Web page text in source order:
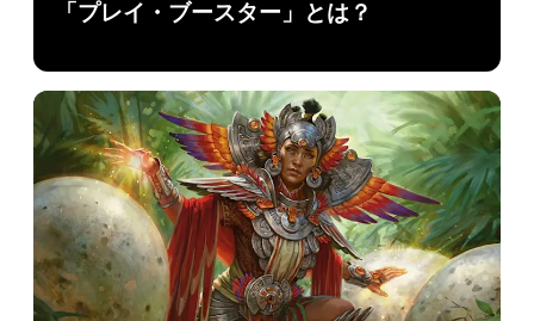
「プレイ・ブースター」とは？